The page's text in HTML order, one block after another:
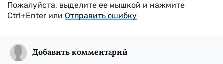
Пожалуйста, выделите ее мышкой и нажмите
Ctrl+Enter или Отправить ошибку
Добавить комментарий